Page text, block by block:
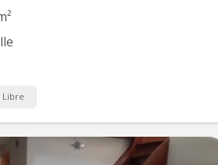
Libre
KN 397